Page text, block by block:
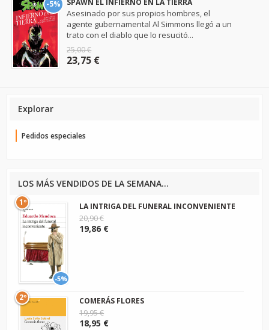
-5%
Asesinado por sus propios hombres, el
agente gubernamental Al Simmons llegó a un
trato con el diablo que lo resucitó...
25,00 €
23,75 €
Explorar
Pedidos especiales
LOS MÁS VENDIDOS DE LA SEMANA...
-5%
1º
LA INTRIGA DEL FUNERAL INCONVENIENTE
20,90 €
19,86 €
2º
COMERÁS FLORES
19,95 €
18,95 €